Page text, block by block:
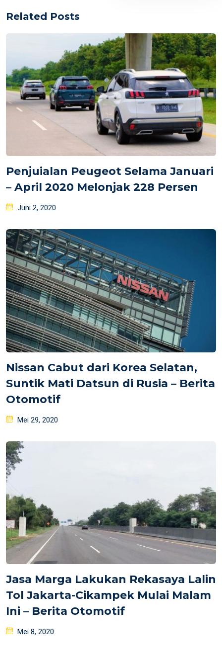
Related Posts
Penjuialan Peugeot Selama Januari
– April 2020 Melonjak 228 Persen
Posted
Juni 2, 2020
Nissan Cabut dari Korea Selatan,
Suntik Mati Datsun di Rusia – Berita
Otomotif
Posted
Mei 29, 2020
Jasa Marga Lakukan Rekasaya Lalin
Tol Jakarta-Cikampek Mulai Malam
Ini – Berita Otomotif
Posted
Mei 8, 2020